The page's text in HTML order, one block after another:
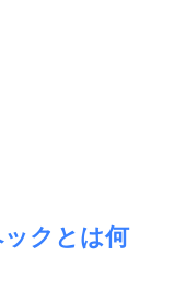
クとは何